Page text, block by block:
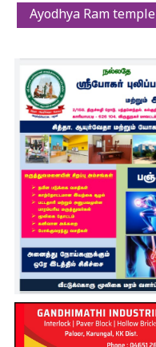
Ayodhya Ram temple